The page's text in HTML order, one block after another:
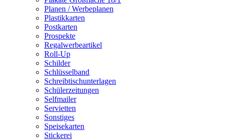
Planen / Werbeplanen
Plastikkarten
Postkarten
Prospekte
Regalwerbeartikel
Roll-Up
Schilder
Schlüsselband
Schreibtischunterlagen
Schülerzeitungen
Selfmailer
Servietten
Sonstiges
Speisekarten
Stickerei